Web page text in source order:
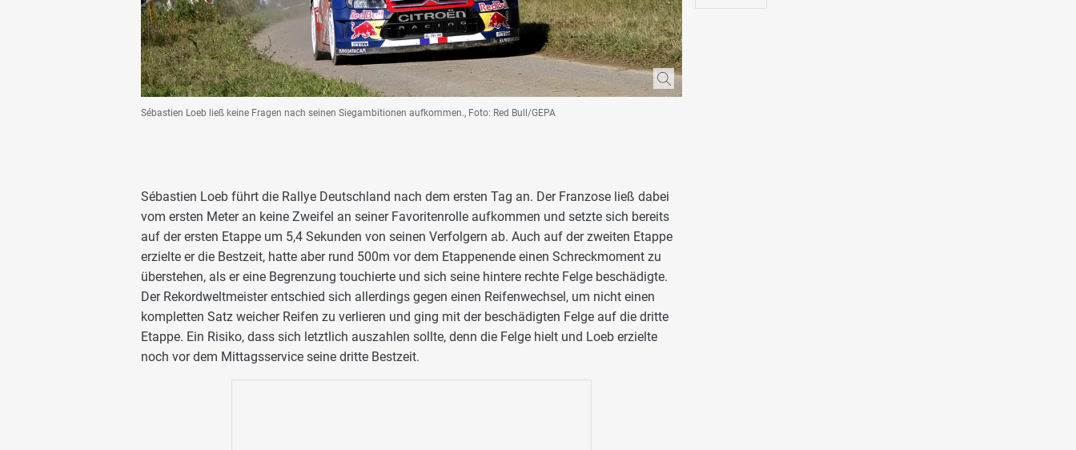
Sébastien Loeb ließ keine Fragen nach seinen Siegambitionen aufkommen., Foto: Red Bull/GEPA
Sébastien Loeb führt die Rallye Deutschland nach dem ersten Tag an. Der Franzose ließ dabei
vom ersten Meter an keine Zweifel an seiner Favoritenrolle aufkommen und setzte sich bereits
auf der ersten Etappe um 5,4 Sekunden von seinen Verfolgern ab. Auch auf der zweiten Etappe
erzielte er die Bestzeit, hatte aber rund 500m vor dem Etappenende einen Schreckmoment zu
überstehen, als er eine Begrenzung touchierte und sich seine hintere rechte Felge beschädigte.
Der Rekordweltmeister entschied sich allerdings gegen einen Reifenwechsel, um nicht einen
kompletten Satz weicher Reifen zu verlieren und ging mit der beschädigten Felge auf die dritte
Etappe. Ein Risiko, dass sich letztlich auszahlen sollte, denn die Felge hielt und Loeb erzielte
noch vor dem Mittagsservice seine dritte Bestzeit.